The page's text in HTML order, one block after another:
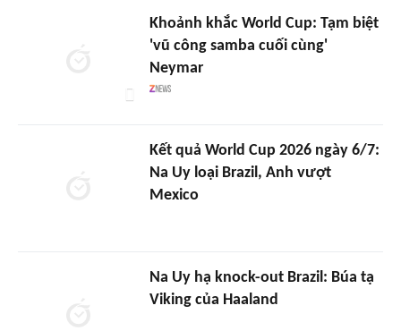
Khoảnh khắc World Cup: Tạm biệt
'vũ công samba cuối cùng'
Neymar
Kết quả World Cup 2026 ngày 6/7:
Na Uy loại Brazil, Anh vượt
Mexico
Na Uy hạ knock-out Brazil: Búa tạ
Viking của Haaland